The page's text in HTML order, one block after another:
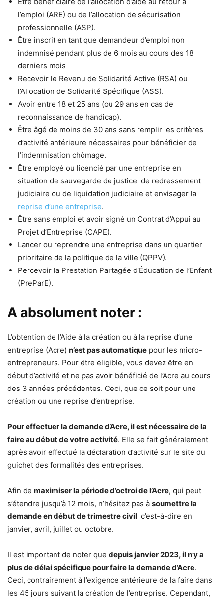
l’emploi (ARE) ou de l’allocation de sécurisation
professionnelle (ASP).
Être inscrit en tant que demandeur d’emploi non
indemnisé pendant plus de 6 mois au cours des 18
derniers mois
Recevoir le Revenu de Solidarité Active (RSA) ou
l’Allocation de Solidarité Spécifique (ASS).
Avoir entre 18 et 25 ans (ou 29 ans en cas de
reconnaissance de handicap).
Être âgé de moins de 30 ans sans remplir les critères
d’activité antérieure nécessaires pour bénéficier de
l’indemnisation chômage.
Être employé ou licencié par une entreprise en
situation de sauvegarde de justice, de redressement
judiciaire ou de liquidation judiciaire et envisager la
reprise d’une entreprise.
Être sans emploi et avoir signé un Contrat d’Appui au
Projet d’Entreprise (CAPE).
Lancer ou reprendre une entreprise dans un quartier
prioritaire de la politique de la ville (QPPV).
Percevoir la Prestation Partagée d’Éducation de l’Enfant
(PreParE).
A absolument noter :
L’obtention de l’Aide à la création ou à la reprise d’une
entreprise (Acre) n’est pas automatique pour les micro-
entrepreneurs. Pour être éligible, vous devez être en
début d’activité et ne pas avoir bénéficié de l’Acre au cours
des 3 années précédentes. Ceci, que ce soit pour une
création ou une reprise d’entreprise.
Pour effectuer la demande d’Acre, il est nécessaire de la
faire au début de votre activité. Elle se fait généralement
après avoir effectué la déclaration d’activité sur le site du
guichet des formalités des entreprises.
Afin de maximiser la période d’octroi de l’Acre, qui peut
s’étendre jusqu’à 12 mois, n’hésitez pas à soumettre la
demande en début de trimestre civil, c’est-à-dire en
janvier, avril, juillet ou octobre.
Il est important de noter que depuis janvier 2023, il n’y a
plus de délai spécifique pour faire la demande d’Acre.
Ceci, contrairement à l’exigence antérieure de la faire dans
les 45 jours suivant la création de l’entreprise. Cependant,